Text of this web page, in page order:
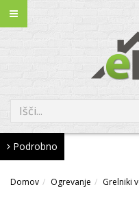
Podrobno
Domov Ogrevanje Grelniki